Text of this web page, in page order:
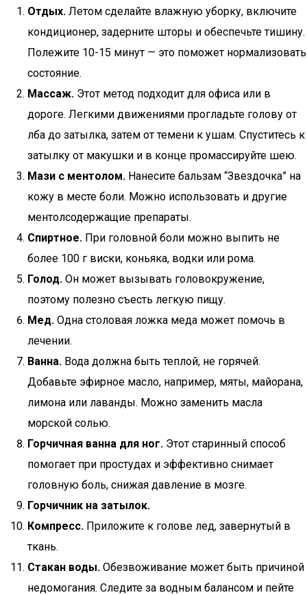
Отдых. Летом сделайте влажную уборку, включите
кондиционер, задерните шторы и обеспечьте тишину.
Полежите 10-15 минут — это поможет нормализовать
состояние.
Массаж. Этот метод подходит для офиса или в
дороге. Легкими движениями прогладьте голову от
лба до затылка, затем от темени к ушам. Спуститесь к
затылку от макушки и в конце промассируйте шею.
Мази с ментолом. Нанесите бальзам “Звездочка” на
кожу в месте боли. Можно использовать и другие
ментолсодержащие препараты.
Спиртное. При головной боли можно выпить не
более 100 г виски, коньяка, водки или рома.
Голод. Он может вызывать головокружение,
поэтому полезно съесть легкую пищу.
Мед. Одна столовая ложка меда может помочь в
лечении.
Ванна. Вода должна быть теплой, не горячей.
Добавьте эфирное масло, например, мяты, майорана,
лимона или лаванды. Можно заменить масла
морской солью.
Горчичная ванна для ног. Этот старинный способ
помогает при простудах и эффективно снимает
головную боль, снижая давление в мозге.
Горчичник на затылок.
Компресс. Приложите к голове лед, завернутый в
ткань.
Стакан воды. Обезвоживание может быть причиной
недомогания. Следите за водным балансом и пейте